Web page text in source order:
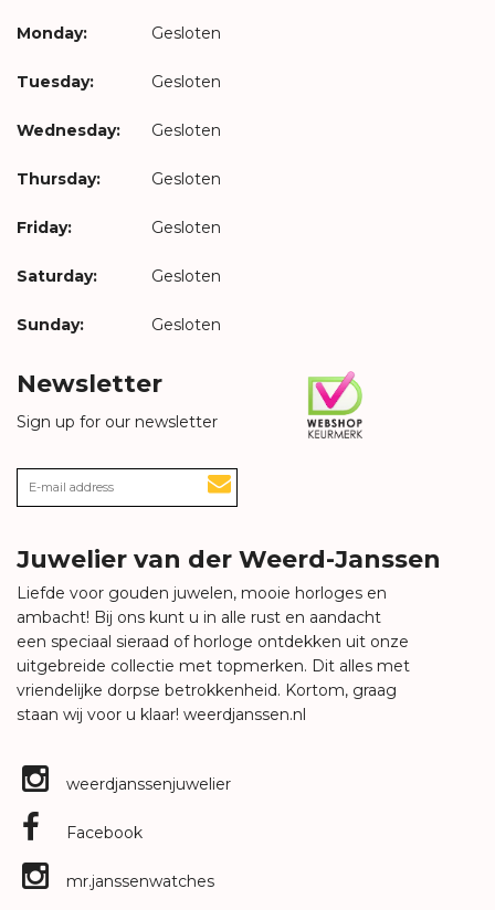
Monday: Gesloten
Tuesday: Gesloten
Wednesday: Gesloten
Thursday: Gesloten
Friday: Gesloten
Saturday: Gesloten
Sunday: Gesloten
Newsletter
Sign up for our newsletter
Juwelier van der Weerd-Janssen
Liefde voor gouden juwelen, mooie horloges en
ambacht! Bij ons kunt u in alle rust en aandacht
een speciaal sieraad of horloge ontdekken uit onze
uitgebreide collectie met topmerken. Dit alles met
vriendelijke dorpse betrokkenheid. Kortom, graag
staan wij voor u klaar! weerdjanssen.nl
weerdjanssenjuwelier
Facebook
mr.janssenwatches